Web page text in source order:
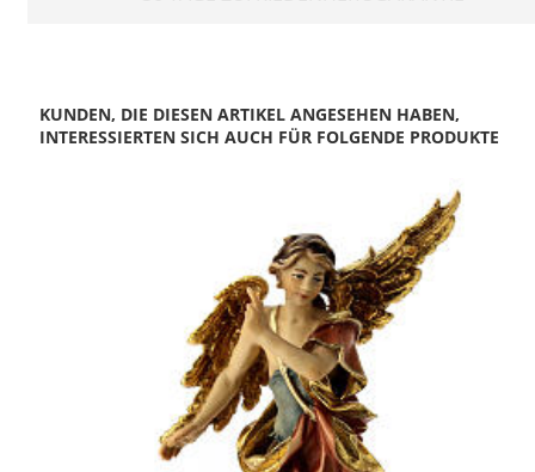
KUNDEN, DIE DIESEN ARTIKEL ANGESEHEN HABEN,
INTERESSIERTEN SICH AUCH FÜR FOLGENDE PRODUKTE